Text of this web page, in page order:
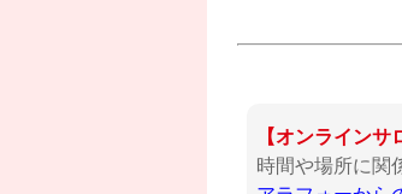
【オンライン
時間や場所に関